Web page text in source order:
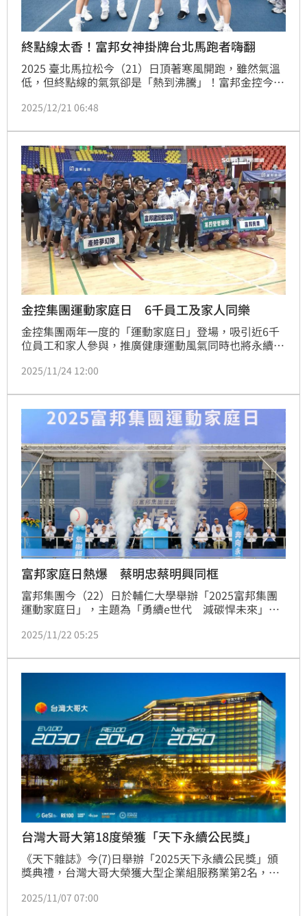
終點線太香！富邦女神掛牌台北馬跑者嗨翻
2025 臺北馬拉松今（21）日頂著寒風開跑，雖然氣溫
低，但終點線的氣氛卻是「熱到沸騰」！富邦金控今年
Fubon Angels 降臨全馬與半馬終點。當跑者拖著疲憊
笑得超甜的女神們親手掛上完賽獎牌。這一幕讓現場無
數男跑者直呼：「本來快抽筋了，看到丹丹直接原地復
活！」
2025/12/21 06:48
金控集團運動家庭日 6千員工及家人同樂
金控集團兩年一度的「運動家庭日」登場，吸引近6千
位員工和家人參與，推廣健康運動風氣同時也將永續概
纖維製作，要真正落實減塑、減廢和減碳。
2025/11/24 12:00
富邦家庭日熱爆 蔡明忠蔡明興同框
富邦集團今（22）日於輔仁大學舉辦「2025富邦集團
運動家庭日」，主題為「勇續e世代　減碳悍未來」，
力。活動不僅是運動嘉年華，更結合ESG理念，從服
個家庭。
2025/11/22 05:25
台灣大哥大第18度榮獲「天下永續公民獎」
《天下雜誌》今(7)日舉辦「2025天下永續公民獎」頒
獎典禮，台灣大哥大榮獲大型企業組服務業第2名，並
多、永續表現最穩定的電信業者。自2007年起，台灣
2025/11/07 07:00